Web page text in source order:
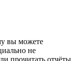
вы можете
не
прочитать отчёты